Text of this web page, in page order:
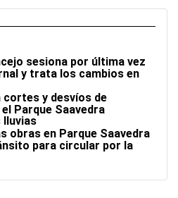
sesiona por última vez
y trata los cambios en
cortes y desvíos de
Parque Saavedra
lluvias
obras en Parque Saavedra
para circular por la